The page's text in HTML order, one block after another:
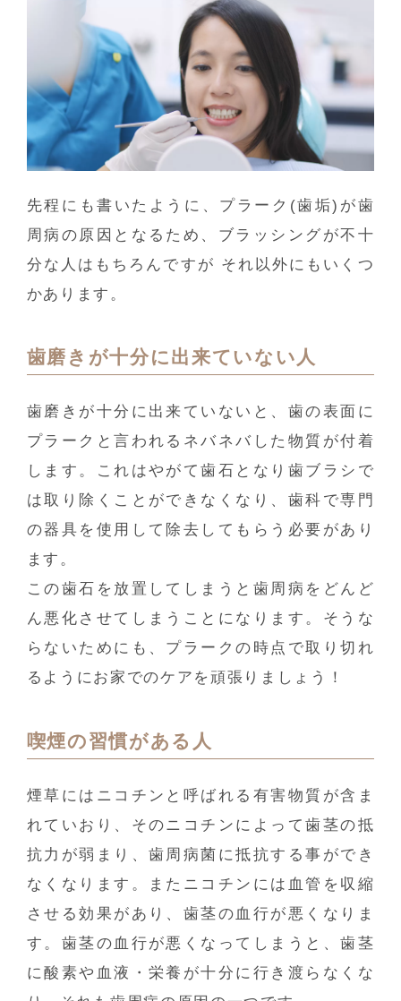
先程にも書いたように、プラーク(歯垢)が歯
周病の原因となるため、ブラッシングが不十
分な人はもちろんですが それ以外にもいくつ
かあります。
歯磨きが十分に出来ていない人
歯磨きが十分に出来ていないと、歯の表面に
プラークと言われるネバネバした物質が付着
します。これはやがて歯石となり歯ブラシで
は取り除くことができなくなり、歯科で専門
の器具を使用して除去してもらう必要があり
ます。
この歯石を放置してしまうと歯周病をどんど
ん悪化させてしまうことになります。そうな
らないためにも、プラークの時点で取り切れ
るようにお家でのケアを頑張りましょう！
喫煙の習慣がある人
煙草にはニコチンと呼ばれる有害物質が含ま
れていおり、そのニコチンによって歯茎の抵
抗力が弱まり、歯周病菌に抵抗する事ができ
なくなります。またニコチンには血管を収縮
させる効果があり、歯茎の血行が悪くなりま
す。歯茎の血行が悪くなってしまうと、歯茎
に酸素や血液・栄養が十分に行き渡らなくな